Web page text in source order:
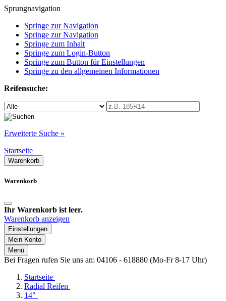
Sprungnavigation
Springe zur Navigation
Springe zur Navigation
Springe zum Inhalt
Springe zum Login-Button
Springe zum Button für Einstellungen
Springe zu den allgemeinen Informationen
Reifensuche:
Erweiterte Suche »
Startseite
Warenkorb
Warenkorb
Ihr Warenkorb ist leer.
Warenkorb anzeigen
Einstellungen
Mein Konto
Menü
Bei Fragen rufen Sie uns an: 04106 - 618880 (Mo-Fr 8-17 Uhr)
Startseite
Radial Reifen
14"